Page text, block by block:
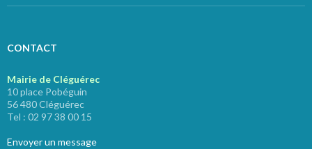
CONTACT
Mairie de Cléguérec
10 place Pobéguin
56 480 Cléguérec
Tel : 02 97 38 00 15
Envoyer un message